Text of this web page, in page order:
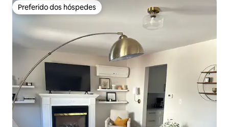
Preferido dos hóspedes
Preferido dos hóspedes